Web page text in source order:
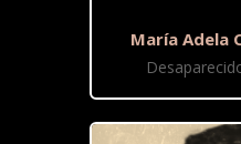
María Adela